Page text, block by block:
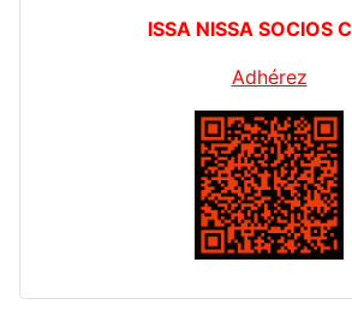
ISSA NISSA SOCIOS
Adhérez